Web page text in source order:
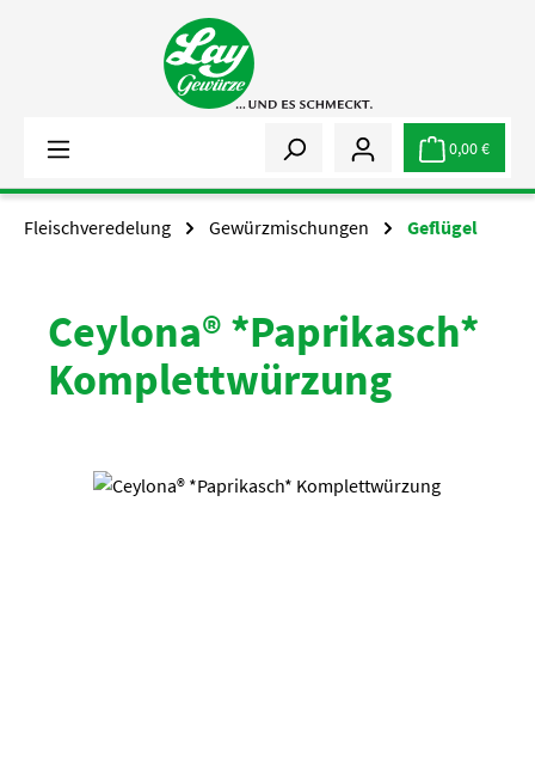
Zum Hauptinhalt springen
0,00 €
Fleischveredelung Gewürzmischungen Geflügel
Ceylona® *Paprikasch*
Komplettwürzung
Bildergalerie überspringen